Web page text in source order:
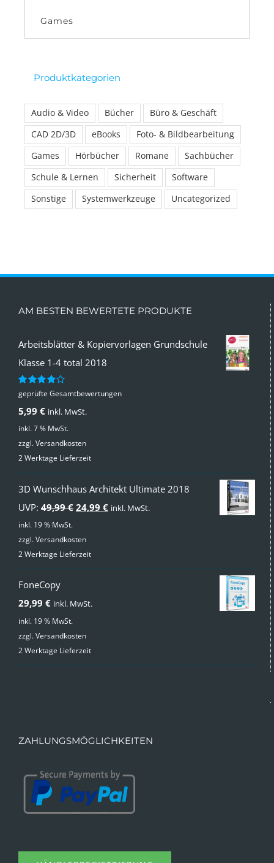
Games
Produktkategorien
Audio & Video Bücher
Büro & Geschäft
CAD 2D/3D
eBooks
Foto- & Bildbearbeitung
Games
Hörbücher Romane
Sachbücher
Schule & Lernen
Sicherheit
Software
Sonstige
Systemwerkzeuge Uncategorized
AM BESTEN BEWERTETE PRODUKTE
Arbeitsblätter & Kopiervorlagen Grundschule
Klasse 1-4 total 2018
Bewertet
von 5
geprüfte Gesamtbewertungen
5,99 € inkl. MwSt.
inkl. 7 % MwSt.
zzgl.Versandkosten
2 Werktage Lieferzeit
3D Wunschhaus Architekt Ultimate 2018
UVP: 49,99€ Ursprünglicher
war:
24,99 €Aktueller
inkl. MwSt.
inkl. 19 % MwSt.
zzgl.Versandkosten
2 Werktage Lieferzeit
FoneCopy
29,99 € inkl. MwSt.
inkl. 19 % MwSt.
zzgl.Versandkosten
2 Werktage Lieferzeit
ZAHLUNGSMÖGLICHKEITEN